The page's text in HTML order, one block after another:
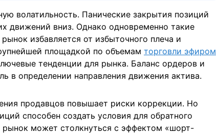
волатильность. Панические закрытия позиций
движений вниз. Однако одновременно такие
избавляется от избыточного плеча и
площадкой по объемам торговли эфиром
тенденции для рынка. Баланс ордеров и
в определении направления движения актива.
продавцов повышает риски коррекции. Но
способен создать условия для обратного
может столкнуться с эффектом «шорт-